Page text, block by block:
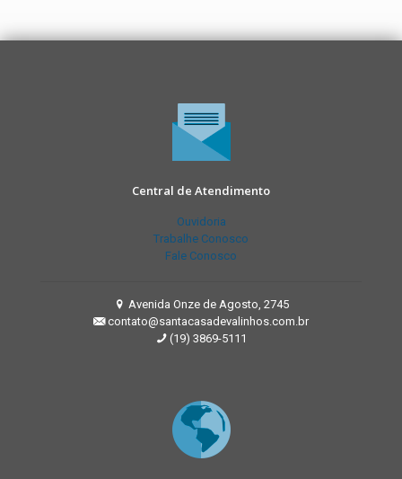
Central de Atendimento
Ouvidoria
Trabalhe Conosco
Fale Conosco
Avenida Onze de Agosto, 2745
contato@santacasadevalinhos.com.br
(19) 3869-5111